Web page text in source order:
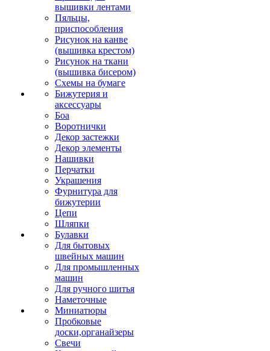
вышивки лентами
Пяльцы,
приспособления
Рисунок на канве
(вышивка крестом)
Рисунок на ткани
(вышивка бисером)
Схемы на бумаге
Бижутерия и
аксессуары
Боа
Воротнички
Декор застежки
Декор элементы
Нашивки
Перчатки
Украшения
Фурнитура для
бижутерии
Цепи
Шляпки
Булавки
Для бытовых
швейных машин
Для промышленных
машин
Для ручного шитья
Наметочные
Миниатюры
Пробковые
доски,органайзеры
Свечи